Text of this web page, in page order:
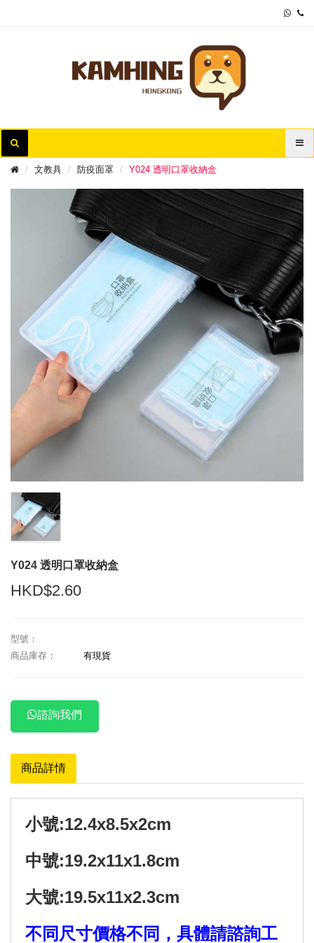
文教具 防疫面罩 Y024 透明口罩收納盒
Y024 透明口罩收納盒
HKD$2.60
型號：
商品庫存：
有現貨
諮詢我們
商品詳情
小號:12.4x8.5x2cm
中號:19.2x11x1.8cm
大號:19.5x11x2.3cm
不同尺寸價格不同，具體請諮詢工